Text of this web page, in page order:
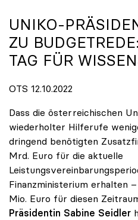
UNIKO-
ZU
TAG FÜR
OTS 12.10.2022
Dass die österreichischen
wiederholter Hilferufe
dringend benötigten
Mrd. Euro für die aktuelle
Finanzministerium erhalten
Mio. Euro für diesen
Präsidentin Sabine Seidler